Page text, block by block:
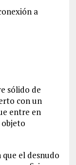
a
sólido de
con un
entre en
el desnudo